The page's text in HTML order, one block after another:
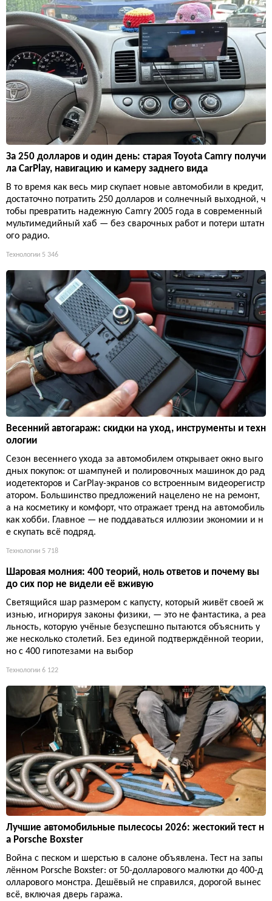
За 250 долларов и один день: старая Toyota Camry получи
ла CarPlay, навигацию и камеру заднего вида
В то время как весь мир скупает новые автомобили в кредит,
достаточно потратить 250 долларов и солнечный выходной, ч
тобы превратить надежную Camry 2005 года в современный
мультимедийный хаб — без сварочных работ и потери штатн
ого радио.
Технологии 5 346
Весенний автогараж: скидки на уход, инструменты и техн
ологии
Сезон весеннего ухода за автомобилем открывает окно выго
дных покупок: от шампуней и полировочных машинок до рад
иодетекторов и CarPlay-экранов со встроенным видеорегистр
атором. Большинство предложений нацелено не на ремонт,
а на косметику и комфорт, что отражает тренд на автомобиль
как хобби. Главное — не поддаваться иллюзии экономии и н
е скупать всё подряд.
Технологии 5 718
Шаровая молния: 400 теорий, ноль ответов и почему вы
до сих пор не видели её вживую
Светящийся шар размером с капусту, который живёт своей ж
изнью, игнорируя законы физики, — это не фантастика, а реа
льность, которую учёные безуспешно пытаются объяснить у
же несколько столетий. Без единой подтверждённой теории,
но с 400 гипотезами на выбор
Технологии 6 122
Лучшие автомобильные пылесосы 2026: жестокий тест н
а Porsche Boxster
Война с песком и шерстью в салоне объявлена. Тест на запы
лённом Porsche Boxster: от 50-долларового малютки до 400-д
олларового монстра. Дешёвый не справился, дорогой вынес
всё, включая дверь гаража.